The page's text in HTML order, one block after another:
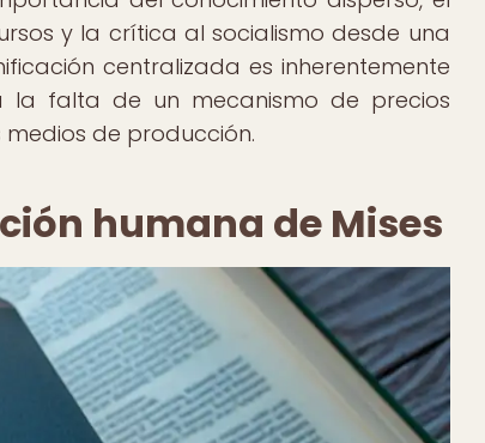
y la crítica al socialismo desde una
centralizada es inherentemente
falta de un mecanismo de precios
de producción.
humana de Mises